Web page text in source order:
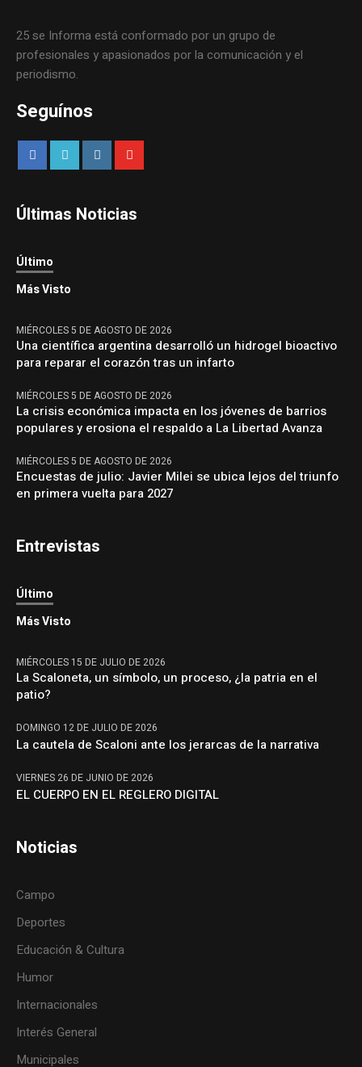
25 se Informa está conformado por un grupo de
profesionales y apasionados por la comunicación y el
periodismo.
Seguínos
Últimas Noticias
Último
Más Visto
MIÉRCOLES 5 DE AGOSTO DE 2026
Una científica argentina desarrolló un hidrogel bioactivo
para reparar el corazón tras un infarto
MIÉRCOLES 5 DE AGOSTO DE 2026
La crisis económica impacta en los jóvenes de barrios
populares y erosiona el respaldo a La Libertad Avanza
MIÉRCOLES 5 DE AGOSTO DE 2026
Encuestas de julio: Javier Milei se ubica lejos del triunfo
en primera vuelta para 2027
Entrevistas
Último
Más Visto
MIÉRCOLES 15 DE JULIO DE 2026
La Scaloneta, un símbolo, un proceso, ¿la patria en el
patio?
DOMINGO 12 DE JULIO DE 2026
La cautela de Scaloni ante los jerarcas de la narrativa
VIERNES 26 DE JUNIO DE 2026
EL CUERPO EN EL REGLERO DIGITAL
Noticias
Campo
Deportes
Educación & Cultura
Humor
Internacionales
Interés General
Municipales